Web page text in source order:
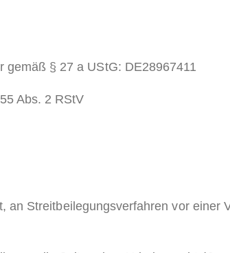
gemäß § 27a UStG: DE28967411
Abs. 2 RStV
an Streitbeilegungsverfahren vor einer